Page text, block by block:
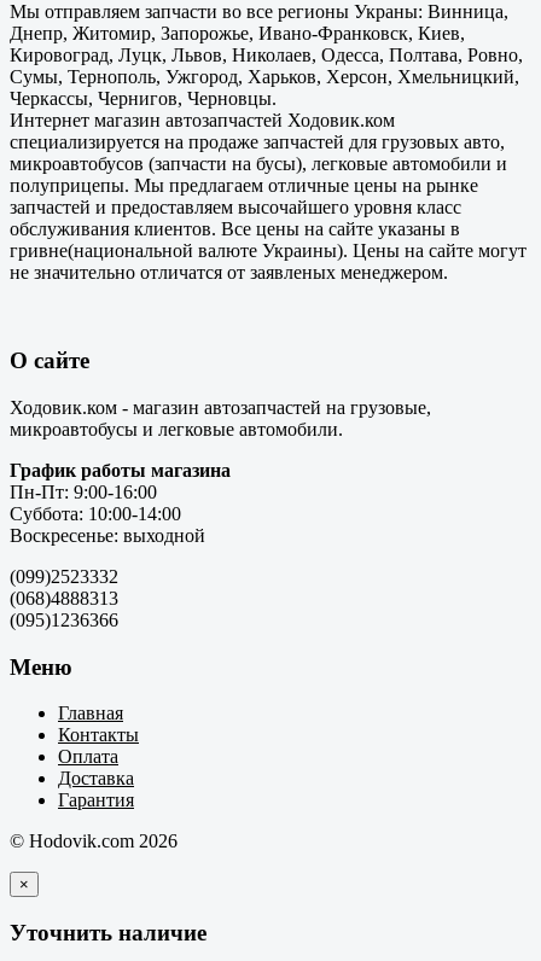
Мы отправляем запчасти во все регионы Украны: Винница,
Днепр, Житомир, Запорожье, Ивано-Франковск, Киев,
Кировоград, Луцк, Львов, Николаев, Одесса, Полтава, Ровно,
Сумы, Тернополь, Ужгород, Харьков, Херсон, Хмельницкий,
Черкассы, Чернигов, Черновцы.
Интернет магазин автозапчастей Ходовик.ком
специализируется на продаже запчастей для грузовых авто,
микроавтобусов (запчасти на бусы), легковые автомобили и
полуприцепы. Мы предлагаем отличные цены на рынке
запчастей и предоставляем высочайшего уровня класс
обслуживания клиентов. Все цены на сайте указаны в
гривне(национальной валюте Украины). Цены на сайте могут
не значительно отличатся от заявленых менеджером.
О сайте
Ходовик.ком - магазин автозапчастей на грузовые,
микроавтобусы и легковые автомобили.
График работы магазина
Пн-Пт: 9:00-16:00
Суббота: 10:00-14:00
Воскресенье: выходной
(099)2523332
(068)4888313
(095)1236366
Меню
Главная
Контакты
Оплата
Доставка
Гарантия
© Hodovik.com 2026
×
Уточнить наличие